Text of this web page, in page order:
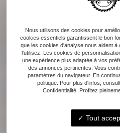
Nous utilisons des cookies pour
cookies essentiels garantissent le bon
que les cookies d'analyse nous aident
l'utilisez. Les cookies de
une expérience plus adaptée à vos
des annonces pertinentes. Vous
paramètres du navigateur. En
politique. Pour plus d'infos,
Confidentialité. Profitez
Tout